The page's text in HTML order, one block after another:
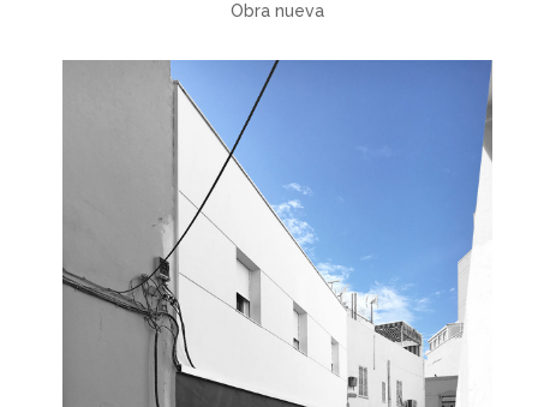
Obra nueva